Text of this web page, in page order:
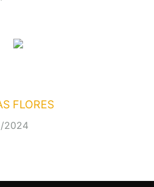
FLORES
2024